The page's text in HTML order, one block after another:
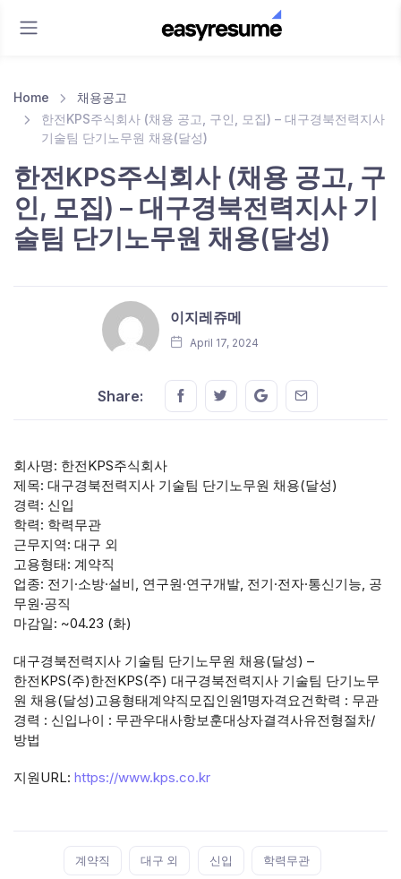
Home
채용공고
한전KPS주식회사 (채용 공고, 구인, 모집) – 대구경북전력지사
기술팀 단기노무원 채용(달성)
한전KPS주식회사 (채용 공고, 구
인, 모집) – 대구경북전력지사 기
술팀 단기노무원 채용(달성)
이지레쥬메
April 17, 2024
Share: Share this on FaceBook
Share this on Twitter
Share this on GMail
Share this on
회사명: 한전KPS주식회사
제목: 대구경북전력지사 기술팀 단기노무원 채용(달성)
경력: 신입
학력: 학력무관
근무지역: 대구 외
고용형태: 계약직
업종: 전기·소방·설비, 연구원·연구개발, 전기·전자·통신기능, 공
무원·공직
마감일: ~04.23 (화)
대구경북전력지사 기술팀 단기노무원 채용(달성) –
한전KPS(주)한전KPS(주) 대구경북전력지사 기술팀 단기노무
원 채용(달성)고용형태계약직모집인원1명자격요건학력 : 무관
경력 : 신입나이 : 무관우대사항보훈대상자결격사유전형절차/
방법
지원URL: https://www.kps.co.kr
계약직 대구 외 신입 학력무관